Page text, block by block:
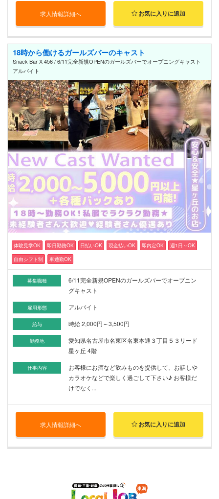
求人情報詳細へ お気に入りに追加
18時から働けるガールズバーのキャスト
Snack Bar X 456 / 6/11完全新規OPENのガールズバーでオープニングキャスト
アルバイト
体験見学OK 即日勤務OK 日払いOK 現金払いOK 即内定OK
週1日～OK
自由シフト制
車通勤OK
募集職種
6/11完全新規OPENのガールズバーでオープニン
グキャスト
雇用形態 アルバイト
給与 時給 2,000円～3,500円
勤務地
愛知県名古屋市名東区名東本通３丁目５３リード
星ヶ丘 4階
仕事内容
お客様にお酒など飲みものを提供して、お話しや
カラオケなどで楽しく過ごして下さい♪ お客様だ
けでなく...
求人情報詳細へ お気に入りに追加